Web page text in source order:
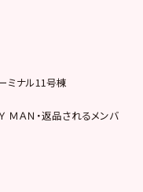
ミナル11号棟
ＭＡＮ・返品されるメンバ